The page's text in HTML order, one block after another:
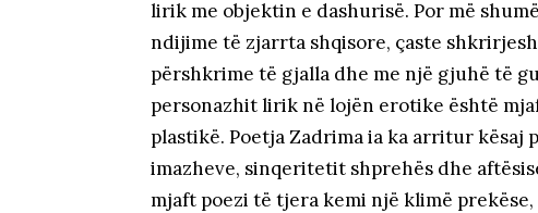
lirik me objektin e dashurisë. Por më
ndijime të zjarrta shqisore, çaste
përshkrime të gjalla dhe me një gjuhë të
personazhit lirik në lojën erotike është
plastikë. Poetja Zadrima ia ka arritur
imazheve, sinqeritetit shprehës dhe
mjaft poezi të tjera kemi një klimë